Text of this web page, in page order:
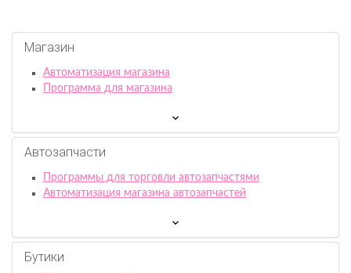
Магазин
Автоматизация магазина
Программа для магазина
Автозапчасти
Программы для торговли автозапчастями
Автоматизация магазина автозапчастей
Бутики